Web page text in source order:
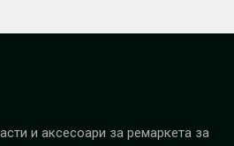
и аксесоари за ремаркета за